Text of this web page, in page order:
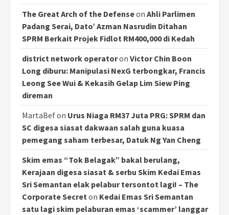
The Great Arch of the Defenseon Ahli Parlimen
Padang Serai, Dato’ Azman Nasrudin Ditahan
SPRM Berkait Projek Fidlot RM400,000 di Kedah
district network operatoron Victor Chin Boon
Long diburu: Manipulasi NexG terbongkar, Francis
Leong See Wui & Kekasih Gelap Lim Siew Ping
direman
MartaBefon Urus Niaga RM37 Juta PRG: SPRM dan
SC digesa siasat dakwaan salah guna kuasa
pemegang saham terbesar, Datuk Ng Yan Cheng
Skim emas “Tok Belagak” bakal berulang,
Kerajaan digesa siasat & serbu Skim Kedai Emas
Sri Semantan elak pelabur tersontot lagi! – The
Corporate Secreton Kedai Emas Sri Semantan
satu lagi skim pelaburan emas ‘scammer’ langgar